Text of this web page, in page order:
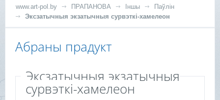
www.art-pol.by ПРАПАНОВА Іншы
Паўлін
Эксзатычныя экзатычныя сурвэткі-хамелеон
Абраны прадукт
Эксзатычныя экзатычныя
сурвэткі-хамелеон